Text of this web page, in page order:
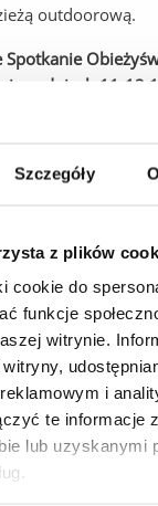
Szczegóły
z plików
cookie do
funkcje
witrynie.
i
te informacje
lub uzyskanymi
outdoorową.
Spotkanie
w dniach 11-
Koszt Udziału
Brożyna
Godek